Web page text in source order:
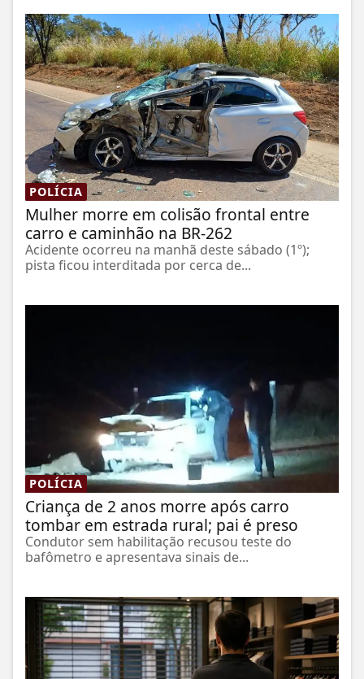
POLÍCIA
Mulher morre em colisão frontal entre
carro e caminhão na BR-262
Acidente ocorreu na manhã deste sábado (1º);
pista ficou interditada por cerca de...
POLÍCIA
Criança de 2 anos morre após carro
tombar em estrada rural; pai é preso
Condutor sem habilitação recusou teste do
bafômetro e apresentava sinais de...